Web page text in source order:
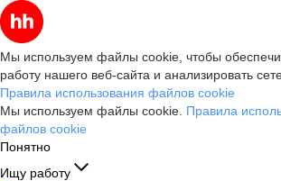
Мы используем файлы cookie, чтобы
работу нашего веб-сайта и анализировать
Правила использования файлов cookie
Мы используем файлы cookie. Правила
файлов cookie
Понятно
Ищу работу